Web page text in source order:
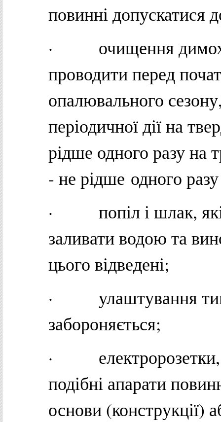
повинні допускатися
· очищення
проводити перед
опалювального
періодичної дії на
рідше одного разу на
- не рідше одного
· попіл і шлак, які
заливати водою та
цього відведені;
· улаштування
забороняється;
· електророзетки,
подібні апарати
основи (конструкції)